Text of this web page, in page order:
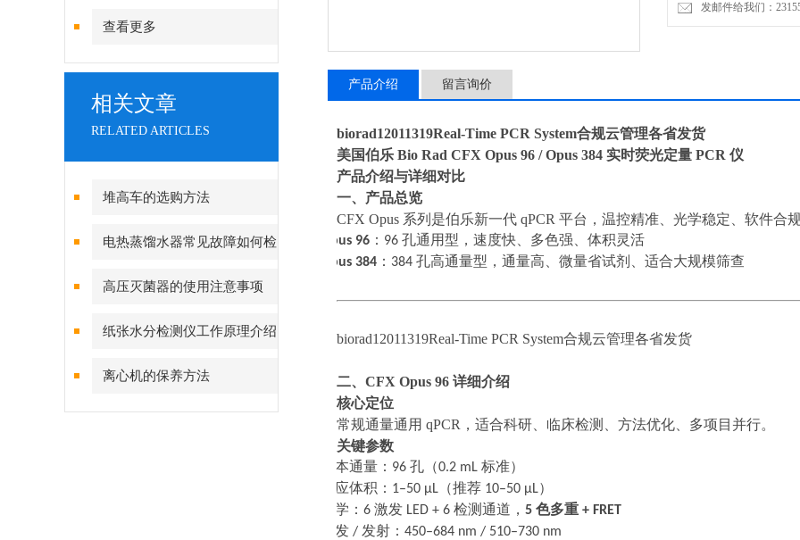
查看更多
相关文章
RELATED ARTICLES
堆高车的选购方法
电热蒸馏水器常见故障如何检
修
高压灭菌器的使用注意事项
纸张水分检测仪工作原理介绍
离心机的保养方法
发邮件给我们：
产品介绍 留言询价
biorad12011319Real-Time PCR System合规云管理各省发货
美国伯乐 Bio Rad CFX Opus 96 / Opus 384 实时荧光定量 PCR 仪
产品介绍与详细对比
一、产品总览
CFX Opus 系列是伯乐新一代 qPCR 平台，温控精准、光学稳定、软件合
Opus 96 ： 96 孔通用型，速度快、多色强、体积灵活
Opus 384 ： 384 孔高通量型，通量高、微量省试剂、适合大规模筛查
biorad12011319Real-Time PCR System合规云管理各省发货
二、 CFX Opus 96 详细介绍
核心定位
常规通量通用 qPCR，适合科研、临床检测、方法优化、多项目并行。
关键参数
样本通量： 96 孔（0.2 mL 标准）
反应体积： 1–50 μL （推荐 10–50 μL）
光学： 6 激发 LED + 6 检测通道， 5 色多重 + FRET
激发 / 发射： 450–684 nm / 510–730 nm